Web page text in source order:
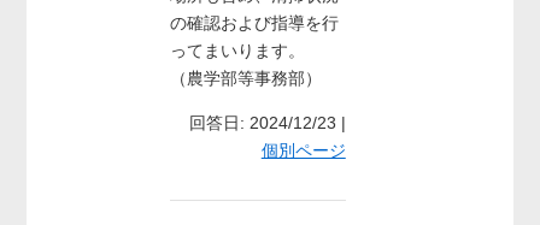
の確認および指導を行
ってまいります。
（農学部等事務部）
回答日: 2024/12/23 |
個別ページ